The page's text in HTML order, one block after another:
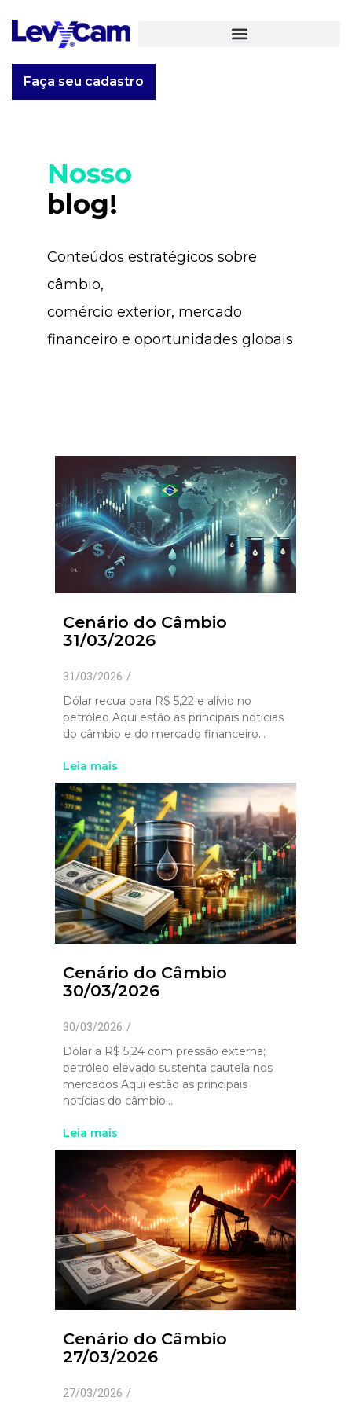
Faça seu cadastro
Nosso
blog!
Conteúdos estratégicos sobre
câmbio,
comércio exterior, mercado
financeiro e oportunidades globais
Cenário do Câmbio
31/03/2026
31/03/2026 /
Dólar recua para R$ 5,22 e alívio no
petróleo Aqui estão as principais notícias
do câmbio e do mercado financeiro...
Leia mais
Cenário do Câmbio
30/03/2026
30/03/2026 /
Dólar a R$ 5,24 com pressão externa;
petróleo elevado sustenta cautela nos
mercados Aqui estão as principais
notícias do câmbio...
Leia mais
Cenário do Câmbio
27/03/2026
27/03/2026 /